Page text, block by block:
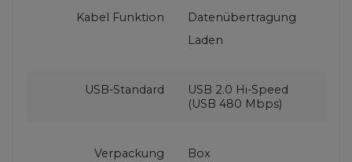
Kabel Funktion
Datenübertragung
Laden
USB-Standard
USB 2.0 Hi-Speed
(USB 480 Mbps)
Verpackung Box